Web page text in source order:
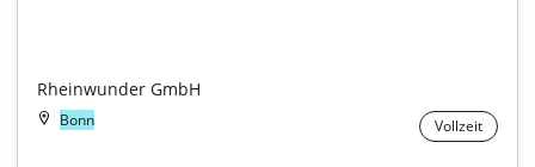
Rheinwunder GmbH
Bonn Vollzeit